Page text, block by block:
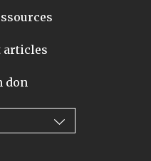
articles
don